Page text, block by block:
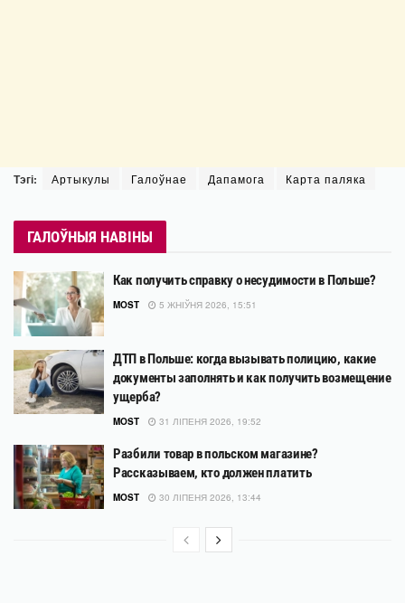
Тэгі: Артыкулы Галоўнае Дапамога Карта паляка
ГАЛОЎНЫЯ НАВІНЫ
Как получить справку о несудимости в Польше?
MOST 5 ЖНІЎНЯ 2026, 15:51
ДТП в Польше: когда вызывать полицию, какие
документы заполнять и как получить возмещение
ущерба?
MOST 31 ЛІПЕНЯ 2026, 19:52
Разбили товар в польском магазине?
Рассказываем, кто должен платить
MOST 30 ЛІПЕНЯ 2026, 13:44